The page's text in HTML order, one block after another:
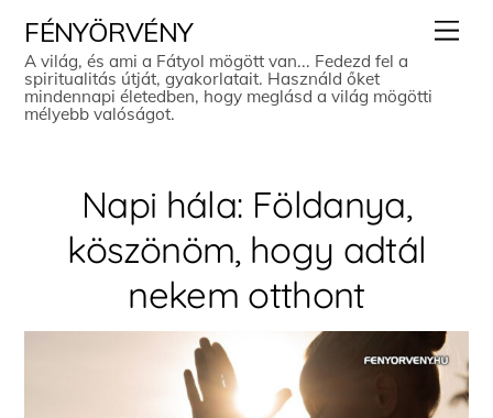
content
FÉNYÖRVÉNY
A világ, és ami a Fátyol mögött van... Fedezd fel a
spiritualitás útját, gyakorlatait. Használd őket
mindennapi életedben, hogy meglásd a világ mögötti
mélyebb valóságot.
Napi hála: Földanya,
köszönöm, hogy adtál
nekem otthont